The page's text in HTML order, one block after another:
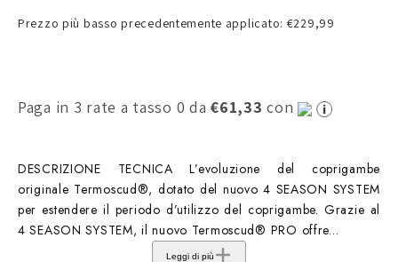
Prezzo più basso precedentemente applicato: €229,99
Paga in 3 rate a tasso 0 da€61,33 con
DESCRIZIONE TECNICA L’evoluzione del coprigambe
originale Termoscud®, dotato del nuovo 4 SEASON SYSTEM
per estendere il periodo d’utilizzo del coprigambe. Grazie al
4 SEASON SYSTEM, il nuovo Termoscud® PRO offre...
Leggi di più